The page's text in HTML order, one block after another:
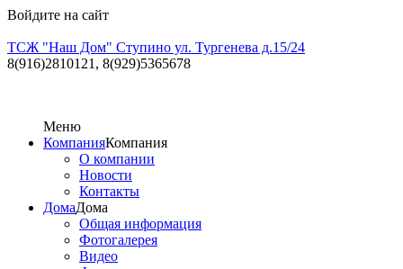
Войдите на сайт
ТСЖ "Наш Дом" Ступино ул. Тургенева д.15/24
8(916)2810121, 8(929)5365678
Меню
КомпанияКомпания
О компании
Новости
Контакты
ДомаДома
Общая информация
Фотогалерея
Видео